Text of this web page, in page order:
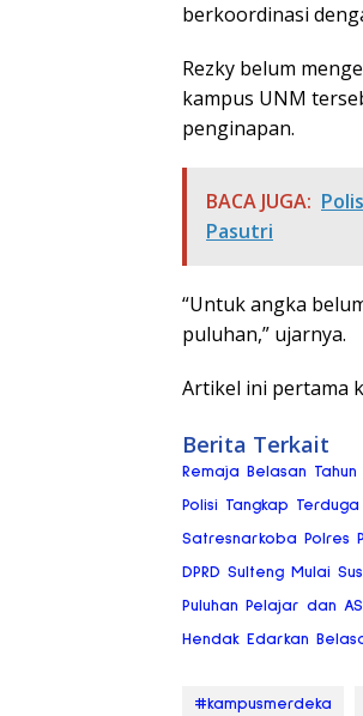
berkoordinasi
Rezky belum
kampus UNM
penginapan.
BACA JUGA:
Pasutri
“Untuk angka
puluhan,” ujarnya.
Artikel ini pertama
Berita Terkait
Remaja Belasan
Polisi Tangkap
Satresnarkoba Polres
DPRD Sulteng Mulai
Puluhan Pelajar dan
Hendak Edarkan
#kampusmerdeka